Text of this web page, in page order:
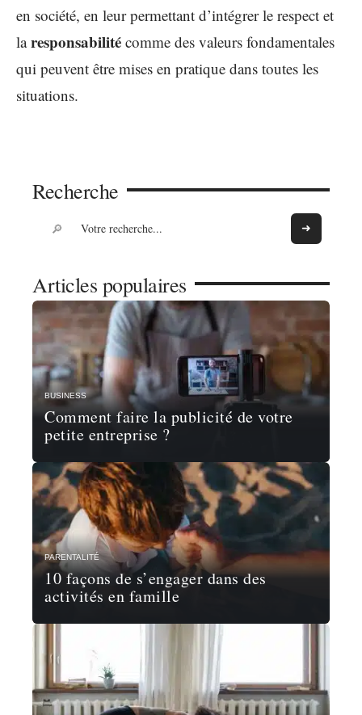
en société, en leur permettant d’intégrer le respect et
laresponsabilité comme des valeurs fondamentales
qui peuvent être mises en pratique dans toutes les
situations.
Recherche
Articles populaires
BUSINESS
Comment faire la publicité de votre
petite entreprise ?
PARENTALITÉ
10 façons de s’engager dans des
activités en famille